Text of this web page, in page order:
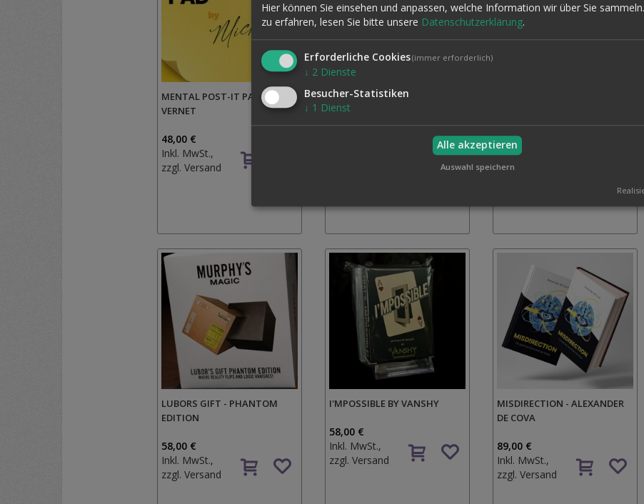
MENTAL POST-IT PAD BY
VERNET
48,00 €
Inkl. MwSt.,
zzgl. Versand
DIMINISH BY DAMIAN SURR
85,00 €
99,00 €
Inkl. MwSt.,
zzgl.Versand
LUBORS GIFT - PHANTOM
EDITION
58,00 €
Inkl. MwSt.,
zzgl. Versand
I'MPOSSIBLE BY VANSHY
58,00 €
Inkl. MwSt.,
zzgl. Versand
MISDIRECTION - ALEXANDER
DE COVA
89,00 €
Inkl. MwSt.,
zzgl. Versand
Hier können Sie einsehen und anpassen, welche Information wir über Sie sammeln.
zu erfahren, lesen Sie bitte unsere Datenschutzerklärung.
Erforderliche Cookies(immer erforderlich)
↓ 2 Dienste
Besucher-Statistiken
↓ 1 Dienst
Alle akzeptieren
Auswahl speichern